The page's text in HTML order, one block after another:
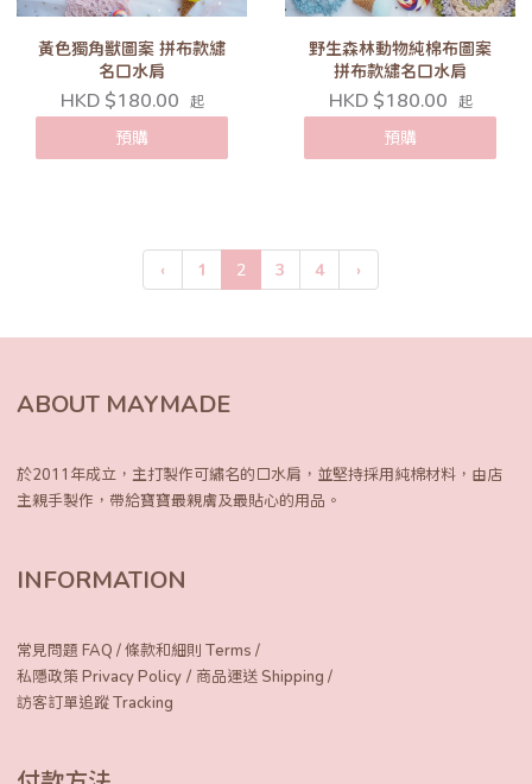
黃色獨角獸圖案 拼布款繡
名口水肩
HKD $180.00 起
預購
野生森林動物純棉布圖案
拼布款繡名口水肩
HKD $180.00 起
預購
‹ 1 2 3 4 ›
ABOUT MAYMADE
於2011年成立，主打製作可繡名的口水肩， 並堅持採用純棉材料，由店
主親手製作， 帶給寶寶最親膚及最貼心的用品。
INFORMATION
常見問題 FAQ /條款和細則 Terms /
私隱政策 Privacy Policy / 商品運送 Shipping /
訪客訂單追蹤 Tracking